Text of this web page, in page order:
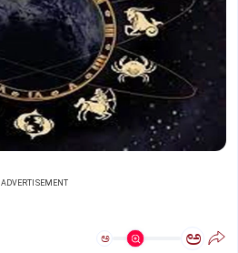
ADVERTISEMENT
ಅ ಅ